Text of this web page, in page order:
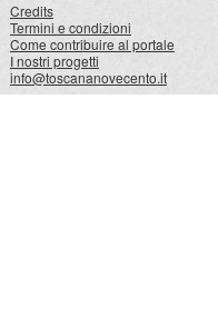
Credits
Termini e condizioni
Come contribuire al portale
I nostri progetti
info@toscananovecento.it